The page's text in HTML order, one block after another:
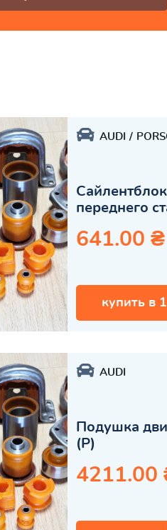
AUDI
переднего
641.00 ₴
купить в
AUDI
Подушка
(Р)
4211.00